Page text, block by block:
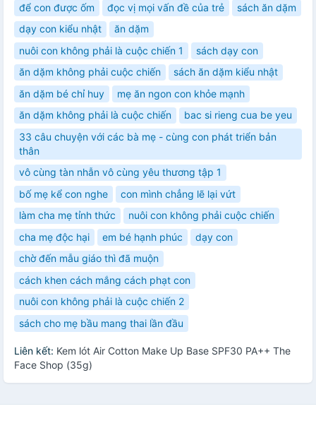
để con được ốm
đọc vị mọi vấn đề của trẻ
sách ăn dặm
dạy con kiểu nhật
ăn dặm
nuôi con không phải là cuộc chiến 1
sách dạy con
ăn dặm không phải cuộc chiến
sách ăn dặm kiểu nhật
ăn dặm bé chỉ huy
mẹ ăn ngon con khỏe mạnh
ăn dặm không phải là cuộc chiến
bac si rieng cua be yeu
33 câu chuyện với các bà mẹ - cùng con phát triển bản
thân
vô cùng tàn nhẫn vô cùng yêu thương tập 1
bố mẹ kể con nghe
con mình chẳng lẽ lại vứt
làm cha mẹ tỉnh thức
nuôi con không phải cuộc chiến
cha mẹ độc hại
em bé hạnh phúc
dạy con
chờ đến mẫu giáo thì đã muộn
cách khen cách mắng cách phạt con
nuôi con không phải là cuộc chiến 2
sách cho mẹ bầu mang thai lần đầu
Liên kết: Kem lót Air Cotton Make Up Base SPF30 PA++ The
Face Shop (35g)